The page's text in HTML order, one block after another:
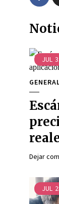
JUL
Dejar
JUL